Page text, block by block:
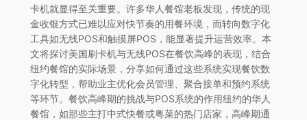
卡机就显得至关重要。许多华人餐馆老板发现，传统的现
金收银方式已难以应对快节奏的用餐环境，而转向数字化
工具如无线POS和触摸屏POS，能显著提升运营效率。本
文将探讨美国刷卡机与无线POS在餐饮高峰的表现，结合
纽约餐馆的实际场景，分享如何通过这些系统实现餐饮数
字化转型，帮助业主优化会员管理、聚合接单和预约系统
等环节。餐饮高峰期的挑战与POS系统的作用纽约的华人
餐馆，如那些主打中式快餐或粤菜的热门店家，高峰期通